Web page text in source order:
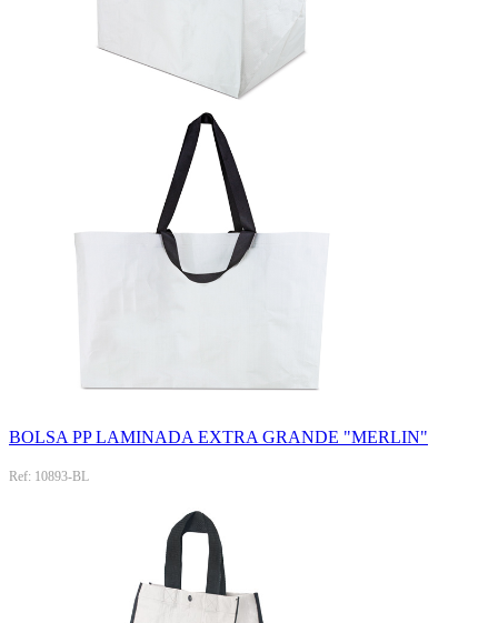
BOLSA PP LAMINADA EXTRA GRANDE "MERLIN"
Ref: 10893-BL